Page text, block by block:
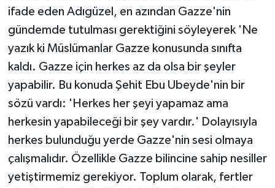
ifade eden Adıgüzel, en azından Gazze'nin
gündemde tutulması gerektiğini söyleyerek 'Ne
yazık ki Müslümanlar Gazze konusunda sınıfta
kaldı. Gazze için herkes az da olsa bir şeyler
yapabilir. Bu konuda Şehit Ebu Ubeyde'nin bir
sözü vardı: 'Herkes her şeyi yapamaz ama
herkesin yapabileceği bir şey vardır.' Dolayısıyla
herkes bulunduğu yerde Gazze'nin sesi olmaya
çalışmalıdır. Özellikle Gazze bilincine sahip nesiller
yetiştirmemiz gerekiyor. Toplum olarak, fertler